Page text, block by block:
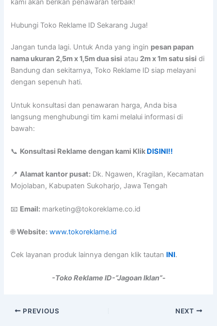
kami akan berikan penawaran terbaik!
Hubungi Toko Reklame ID Sekarang Juga!
Jangan tunda lagi. Untuk Anda yang ingin pesan papan
nama ukuran 2,5m x 1,5m dua sisi atau 2m x 1m satu sisi di
Bandung dan sekitarnya, Toko Reklame ID siap melayani
dengan sepenuh hati.
Untuk konsultasi dan penawaran harga, Anda bisa
langsung menghubungi tim kami melalui informasi di
bawah:
📞 Konsultasi Reklame dengan kami Klik DISINI!!
📍Alamat kantor pusat: Dk. Ngawen, Kragilan, Kecamatan
Mojolaban, Kabupaten Sukoharjo, Jawa Tengah
📧 Email: marketing@tokoreklame.co.id
🌐Website: www.tokoreklame.id
Cek layanan produk lainnya dengan klik tautan INI.
-Toko Reklame ID-“Jagoan Iklan”-
PREVIOUS NEXT